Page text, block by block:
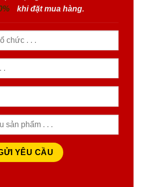
NHẬN TƯ VẤN
được giảm trừ lên đến
khi đặt mua hàng.